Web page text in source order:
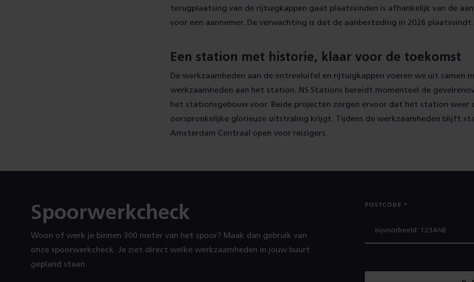
terugplaatsing van de rijtuigkappen gaat plaatsvinden is afhankelijk van de
voor een aannemer. De verwachting is dat de aanbesteding in 2026 plaatsvindt.
Een station met historie, klaar voor de toekomst
De werkzaamheden aan de entreeluifel en rijtuigkappen voeren we uit samen
werkzaamheden aan het station. NS Stations bereidt momenteel de
het stationsgebouw voor. Beide projecten zorgen ervoor dat het station weer
oorspronkelijke glorieuze uitstraling krijgt. Tijdens de werkzaamheden blijft
Amsterdam Centraal open voor reizigers.
Spoorwerkcheck
Woon of werk je binnen 300 meter van het spoor? Maak dan gebruik van
onze spoorwerkcheck. Je ziet direct welke werkzaamheden in jouw buurt
gepland staan.
POSTCODE